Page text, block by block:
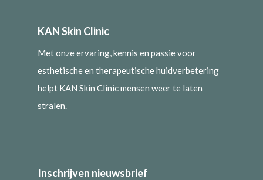
KAN Skin Clinic
Met onze ervaring, kennis en passie voor
esthetische en therapeutische huidverbetering
helpt KAN Skin Clinic mensen weer te laten
stralen.
Inschrijven nieuwsbrief